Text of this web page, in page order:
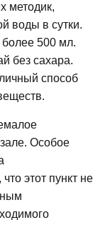
методик,
воды в сутки.
500 мл.
без сахара.
способ
Особое
этот пункт не